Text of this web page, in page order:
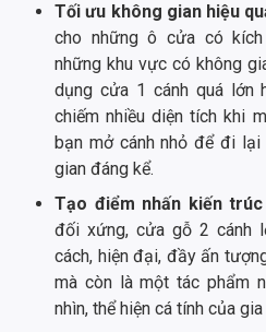
Tối ưu không gian hiệu
cho những ô cửa có
những khu vực có không
dụng cửa 1 cánh quá lớn
chiếm nhiều diện tích khi
bạn mở cánh nhỏ để đi lại
gian đáng kể.
Tạo điểm nhấn kiến
đối xứng, cửa gỗ 2 cánh
cách, hiện đại, đầy ấn
mà còn là một tác phẩm
nhìn, thể hiện cá tính của gia